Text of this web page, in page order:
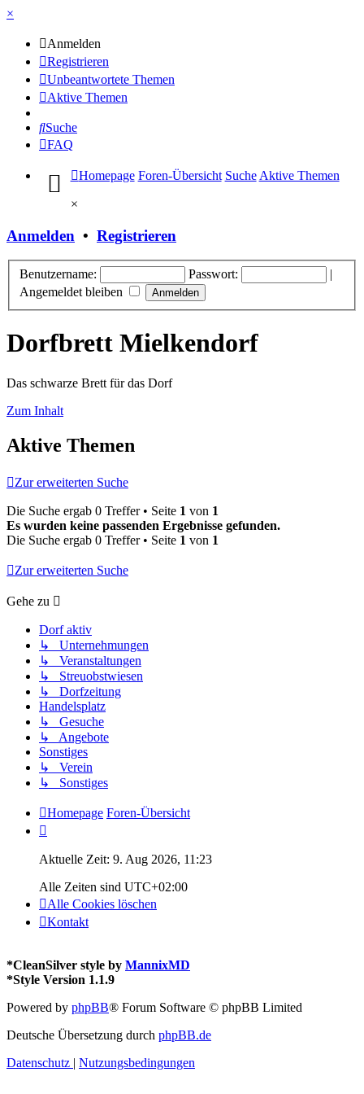
×
Anmelden
Registrieren
Unbeantwortete Themen
Aktive Themen
Suche
FAQ
Homepage Foren-Übersicht Suche Aktive Themen
×
Anmelden • Registrieren
Benutzername: Passwort:
|
Angemeldet bleiben
Dorfbrett Mielkendorf
Das schwarze Brett für das Dorf
Zum Inhalt
Aktive Themen
Zur erweiterten Suche
Die Suche ergab 0 Treffer • Seite 1 von 1
Es wurden keine passenden Ergebnisse gefunden.
Die Suche ergab 0 Treffer • Seite 1 von 1
Zur erweiterten Suche
Gehe zu
Dorf aktiv
↳ Unternehmungen
↳ Veranstaltungen
↳ Streuobstwiesen
↳ Dorfzeitung
Handelsplatz
↳ Gesuche
↳ Angebote
Sonstiges
↳ Verein
↳ Sonstiges
Homepage Foren-Übersicht
Aktuelle Zeit: 9. Aug 2026, 11:23
Alle Zeiten sind UTC+02:00
Alle Cookies löschen
Kontakt
*CleanSilver style by MannixMD
*Style Version 1.1.9
Powered by phpBB® Forum Software © phpBB Limited
Deutsche Übersetzung durch phpBB.de
Datenschutz | Nutzungsbedingungen